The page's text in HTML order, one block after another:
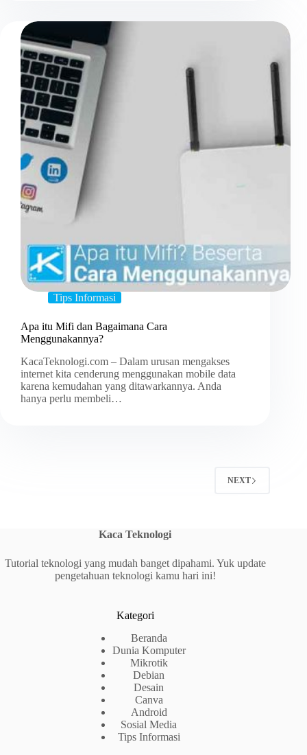
Tips Informasi
Apa itu Mifi dan Bagaimana Cara
Menggunakannya?
KacaTeknologi.com – Dalam urusan mengakses
internet kita cenderung menggunakan mobile data
karena kemudahan yang ditawarkannya. Anda
hanya perlu membeli…
NEXT
Kaca Teknologi
Tutorial teknologi yang mudah banget dipahami. Yuk update
pengetahuan teknologi kamu hari ini!
Kategori
Beranda
Dunia Komputer
Mikrotik
Debian
Desain
Canva
Android
Sosial Media
Tips Informasi